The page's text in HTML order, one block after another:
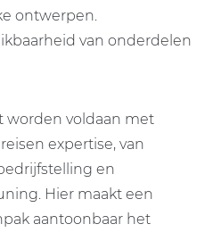
ontwerpen.
van onderdelen
worden voldaan met
expertise, van
en
Hier maakt een
aantoonbaar het